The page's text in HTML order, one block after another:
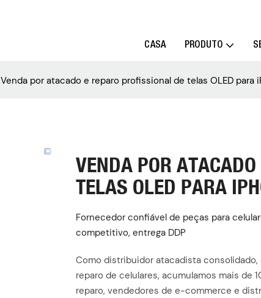
CASA PRODUTO
Venda por atacado e reparo profissional de telas OLED para
VENDA POR
TELAS OLED PARA
Fornecedor confiável de peças para
competitivo, entrega DDP
Como distribuidor atacadista
reparo de celulares, acumulamos mais de
reparo, vendedores de e-commerce e